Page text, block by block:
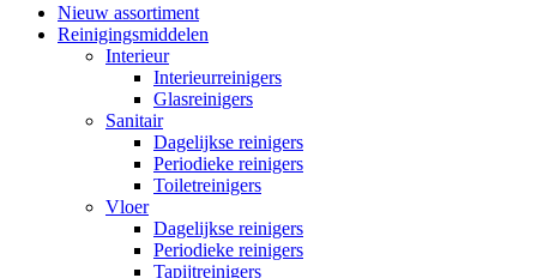
Nieuw assortiment
Reinigingsmiddelen
Interieur
Interieurreinigers
Glasreinigers
Sanitair
Dagelijkse reinigers
Periodieke reinigers
Toiletreinigers
Vloer
Dagelijkse reinigers
Periodieke reinigers
Tapijtreinigers